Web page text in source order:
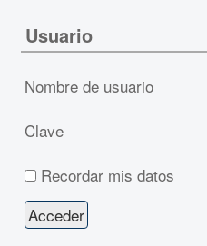
Usuario
Nombre de usuario
Clave
Recordar mis datos